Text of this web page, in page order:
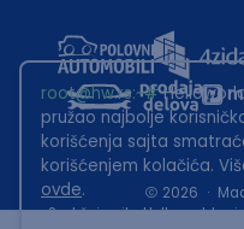
2026 ·
Sadržaj sajta Helloworld.rs
root@hw.rs:~#
pružao najbolje
korišćenja sajta
korišćenjem kolačića.
ovde.